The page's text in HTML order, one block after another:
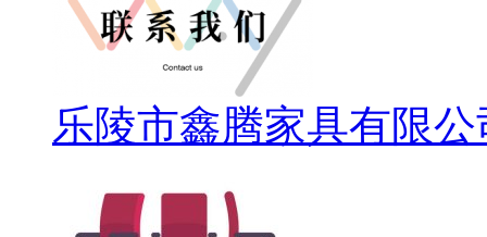
乐陵市鑫腾家具有限公